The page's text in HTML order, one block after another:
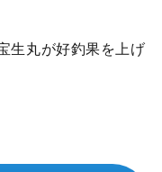
生丸が好釣果を上げ